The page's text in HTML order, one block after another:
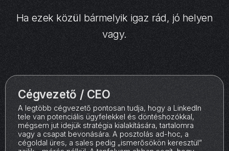
Ha ezek közül bármelyik igaz rád, jó helyen
vagy.
Cégvezető / CEO
A legtöbb cégvezető pontosan tudja, hogy a LinkedIn
tele van potenciális ügyfelekkel és döntéshozókkal,
mégsem jut idejük stratégia kialakítására, tartalomra
vagy a csapat bevonására. A posztolás ad-hoc, a
cégoldal üres, a sales pedig „ismerősökön keresztül”